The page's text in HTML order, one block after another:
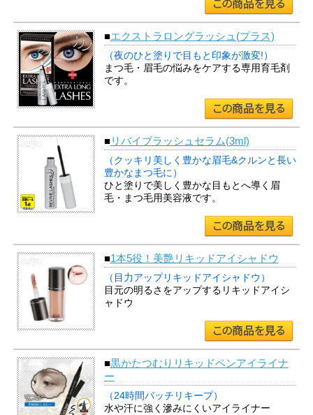
■エクストラロングラッシュ(プラス)
（夜のひと塗りで目もと印象が激変!）
まつ毛・眉毛の悩みをケアする専用育毛剤
です。
■リバイブラッシュセラム(3ml)
（クッキリ美しく豊かな眉毛&クルンと長い
豊かなまつ毛に）
ひと塗りで美しく豊かな目もとへ導く眉
毛・まつ毛用美容液です。
■1本5役！美艶リキッドアイシャドウ
（目力アップリキッドアイシャドウ）
目元の明るさをアップするリキッドアイシ
ャドウ
■黒かたつむりリキッドペンアイライナ
ー
（24時間パッチリキープ）
水や汗に強く滲みにくいアイライナー